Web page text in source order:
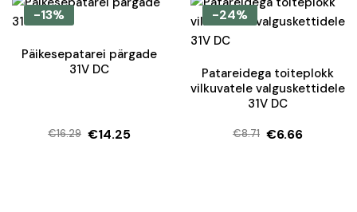
oli:
€23.47.
is:
€19.99.
-13%
Päikesepatarei pärgade
31V DC
€16.29
Algne
€14.25
Current
-24%
Patareidega toiteplokk
vilkuvatele valguskettidele
31V DC
€8.71
Algne
€6.66
Current